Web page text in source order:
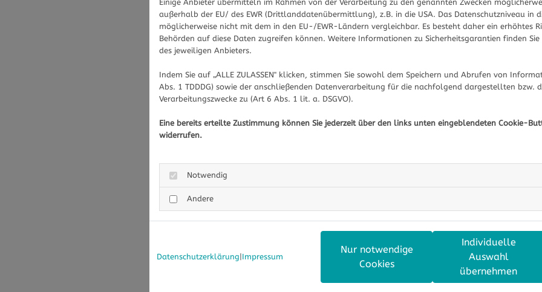
schützende Flüssigkeit (Synovialflüssigkeit), die bei
Gasblasen in der Gelenkflüssigkeit bilden, diebeim
Dies ist meist unbedenklich und ist meistens auch die
Verspannungen der Muskeln
AuchMuskelverspannungen
sind oft der Grund für
(Handynacken), ein eineunergonomische Haltungbei der
Schlafposition (z.B. durch ein unpassendes Kopfkissen)
beim Bewegen ruckartig über die Knochen und
Vor allem, wenn Sie das starke Bedürfnis haben, den
kann das Knacken auch auf eine leichte Fehlstellung
Wirbelgelenke in der Nackenwirbelsäule können
abrupte Kopfbewegung) entsteht dann ein Knacken.
sinnvoll.
Einige Anbieter übermitteln im Rahmen von der Verarbeitung zu den genannten Zwecken
außerhalb der EU/ des EWR (Drittlanddatenübermittlung), z.B. in die USA. Das Datenschutzniveau in
möglicherweise nicht mit dem in den EU-/EWR-Ländern vergleichbar. Es besteht daher ein erhöhtes
Behörden auf diese Daten zugreifen können. Weitere Informationen zu Sicherheitsgarantien finden
des jeweiligen Anbieters.
Indem Sie auf „ALLE ZULASSEN" klicken, stimmen Sie sowohl dem Speichern und Abrufen von
Abs. 1 TDDDG) sowie der anschließenden Datenverarbeitung für die nachfolgend dargestellten bzw.
Verarbeitungszwecke zu (Art 6 Abs. 1 lit. a. DSGVO).
Eine bereits erteilte Zustimmung können Sie jederzeit über den links unten eingeblendeten Cookie-
widerrufen.
Notwendig
Andere
Datenschutzerklärung Impressum
Nur notwendige
Cookies
Individuelle
Auswahl
übernehmen